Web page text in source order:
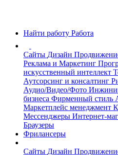
Найти работу Работа
Сайты Дизайн
Реклама и Маркетинг
искусственный интеллект
Аутсорсинг и консалтинг
Аудио/Видео/Фото
бизнеса Фирменный стиль
Маркетплейс менеджмент
Мессенджеры Интернет-
Браузеры
Фрилансеры
Сайты Дизайн